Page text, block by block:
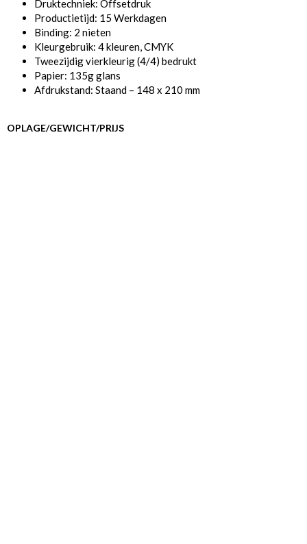
Druktechniek: Offsetdruk
Productietijd: 15 Werkdagen
Binding: 2 nieten
Kleurgebruik: 4 kleuren, CMYK
Tweezijdig vierkleurig (4/4) bedrukt
Papier: 135g glans
Afdrukstand: Staand – 148 x 210 mm
OPLAGE/GEWICHT/PRIJS